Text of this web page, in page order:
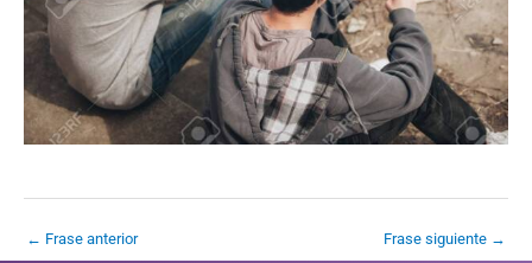
← Frase anterior Frase siguiente →